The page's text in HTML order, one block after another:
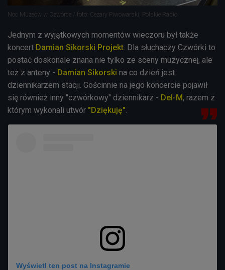
Noc Muzeów w Czwórce / foto: Cezary Piwowarski, Polskie Radio
Jednym z wyjątkowych momentów wieczoru był także
koncert Damian Sikorski Projekt. Dla słuchaczy Czwórki to
postać doskonale znana nie tylko ze sceny muzycznej, ale
też z anteny - Damian Sikorski na co dzień jest
dziennikarzem stacji. Gościnnie na jego koncercie pojawił
się również inny "czwórkowy" dziennikarz - Del-M, razem z
którym wykonali utwór "Dziękuję".
Wyświetl ten post na Instagramie